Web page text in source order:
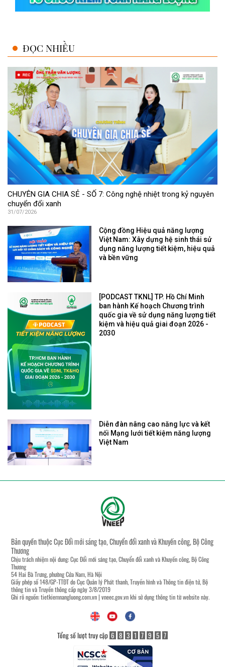
ĐỌC NHIỀU
CHUYÊN GIA CHIA SẺ - SỐ 7: Công nghệ nhiệt trong kỷ nguyên
chuyển đổi xanh
31/07/2026
Cộng đồng Hiệu quả năng lượng
Việt Nam: Xây dựng hệ sinh thái sử
dụng năng lượng tiết kiệm, hiệu quả
và bền vững
[PODCAST TKNL] TP. Hồ Chí Minh
ban hành Kế hoạch Chương trình
quốc gia về sử dụng năng lượng tiết
kiệm và hiệu quả giai đoạn 2026 -
2030
Diễn đàn nâng cao năng lực và kết
nối Mạng lưới tiết kiệm năng lượng
Việt Nam
Bản quyền thuộc Cục Đổi mới sáng tạo, Chuyển đổi xanh và Khuyến công, Bộ Công
Thương
Chịu trách nhiệm nội dung: Cục Đổi mới sáng tạo, Chuyển đổi xanh và Khuyến công, Bộ Công
Thương
54 Hai Bà Trưng, phường Cửa Nam, Hà Nội
Giấy phép số 148/GP-TTĐT do Cục Quản lý Phát thanh, Truyền hình và Thông tin điện tử, Bộ
thông tin và Truyền thông cấp ngày 3/8/2019
Ghi rõ nguồn:tietkiemnangluong.com.vn| vneec.gov.vnkhi sử dụng thông tin từ website này.
Tổng số lượt truy cập 6 8 3 1 7 9 5 7